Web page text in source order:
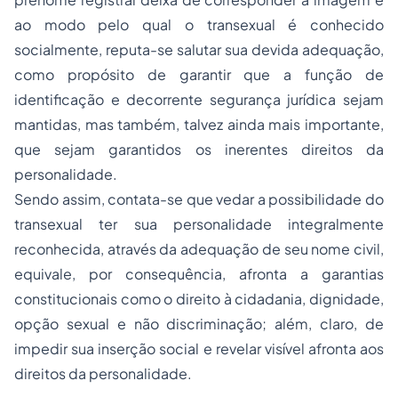
ao modo pelo qual o transexual é conhecido
socialmente, reputa-se salutar sua devida adequação,
como propósito de garantir que a função de
identificação e decorrente segurança jurídica sejam
mantidas, mas também, talvez ainda mais importante,
que sejam garantidos os inerentes direitos da
personalidade.
Sendo assim, contata-se que vedar a possibilidade do
transexual ter sua personalidade integralmente
reconhecida, através da adequação de seu nome civil,
equivale, por consequência, afronta a garantias
constitucionais como o direito à cidadania, dignidade,
opção sexual e não discriminação; além, claro, de
impedir sua inserção social e revelar visível afronta aos
direitos da personalidade.